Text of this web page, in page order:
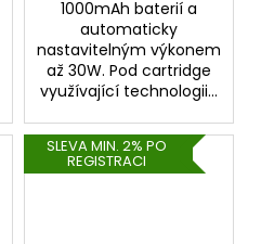
1000mAh baterií a
automaticky
nastavitelným výkonem
až 30W. Pod cartridge
využívající technologii...
SLEVA MIN. 2% PO
REGISTRACI